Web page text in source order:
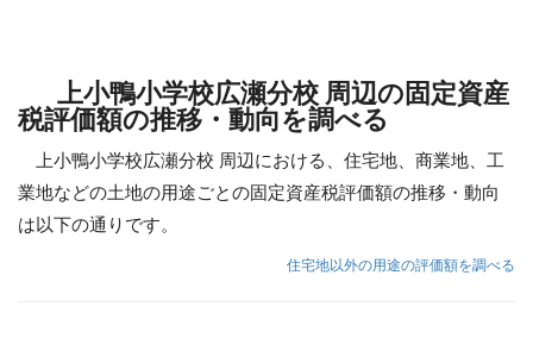
上小鴨小学校広瀬分校 周辺の固定資産
税評価額の推移・動向を調べる
上小鴨小学校広瀬分校 周辺における、住宅地、商業地、工
業地などの土地の用途ごとの固定資産税評価額の推移・動向
は以下の通りです。
住宅地以外の用途の評価額を調べる